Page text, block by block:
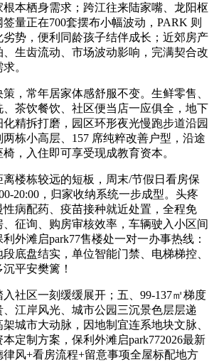
本栖身需求；跨江往来陆家嘴、龙阳枢
量正在700套摆布小幅波动，PARK 则
劣势，便利同龄孩子结伴成长；近郊房产
生齿流动、市场波动影响，完满契合改
。
常年居家体感舒服不变。生鲜零售、
茶饮餐饮、社区便当店一应俱全，地下
化精拆打磨，园区环形夜光慢跑步道沿园
栋小高层、157 席纯粹改善户型，沿途
，入住即可享受现成教育资本。
栋较远的短板，周末/节假日看房保
20:00，归家收纳系统一步成型。头疼
病配药、疫苗接种就近处置，全程免
征询、购房审核效率，车辆驶入小区间
外滩启park77售楼处一对一办事热线：
段底盘结实，单位智能门禁、电梯梯控、
平安樊篱！
区一刻缓缓展开；五、99-137㎡梯度
江岸风光、城市公园三沉景色层层递
城市大动脉，因地制宜连系地块文脉、
定制方案，保利外滩启park772026最新
风+看房流程+留意事项全屋标配地方